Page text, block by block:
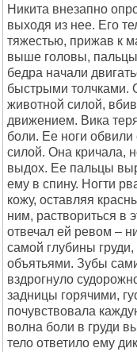
Никита внезапно
выходя из нее. Его
тяжестью, прижав к
выше головы,
бедра начали
быстрыми толчками.
животной силой,
движением. Вика
боли. Ее ноги обвили
силой. Она кричала,
выдох. Ее пальцы
ему в спину. Ногти
кожу, оставляя
ним, раствориться в
отвечал ей ревом –
самой глубины
объятьями. Зубы
вздрогнуло
задницы горячими,
почувствовала
волна боли в груди
тело ответило ему